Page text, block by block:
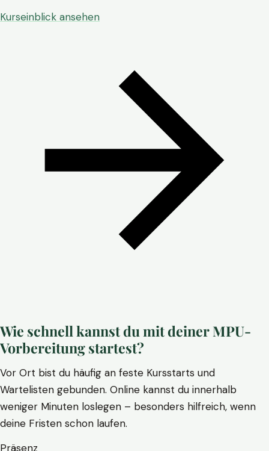
Kurseinblick ansehen
Wie schnell kannst du mit deiner MPU-
Vorbereitung startest?
Vor Ort bist du häufig an feste Kursstarts und
Wartelisten gebunden. Online kannst du innerhalb
weniger Minuten loslegen – besonders hilfreich, wenn
deine Fristen schon laufen.
Präsenz